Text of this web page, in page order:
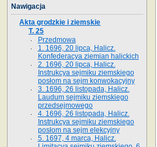
Nawigacja
Akta grodzkie i ziemskie
T. 25
Przedmowa
1. 1696, 20 lipca, Halicz.
Konfederacya ziemian halickich
2. 1696, 20 lipca, Halicz.
Instrukcya sejmiku ziemskiego
posłom na sejm konwokacyjny
3. 1696, 26 listopada, Halicz.
Laudum sejmiku ziemskiego
przedsejmowego
4. 1696, 26 listopada, Halicz.
Instrukcya sejmiku ziemskiego
posłom na sejm elekcyjny
5. 1697, 4 marca, Halicz.